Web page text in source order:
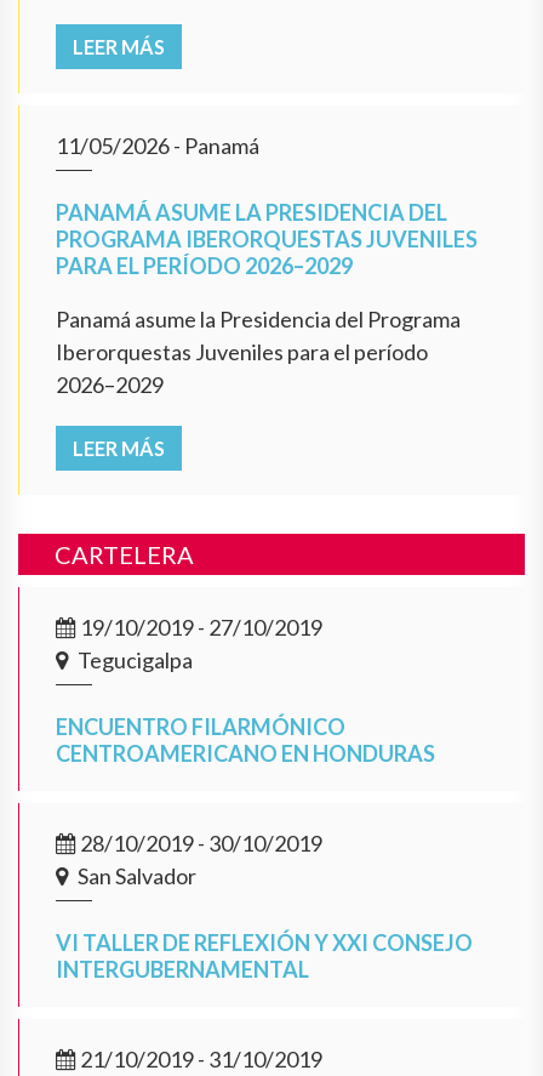
LEER MÁS
11/05/2026- Panamá
PANAMÁ ASUME LA PRESIDENCIA DEL
PROGRAMA IBERORQUESTAS JUVENILES
PARA EL PERÍODO 2026–2029
Panamá asume la Presidencia del Programa
Iberorquestas Juveniles para el período
2026–2029
LEER MÁS
CARTELERA
19/10/2019 - 27/10/2019
Tegucigalpa
ENCUENTRO FILARMÓNICO
CENTROAMERICANO EN HONDURAS
28/10/2019 - 30/10/2019
San Salvador
VI TALLER DE REFLEXIÓN Y XXI CONSEJO
INTERGUBERNAMENTAL
21/10/2019 - 31/10/2019